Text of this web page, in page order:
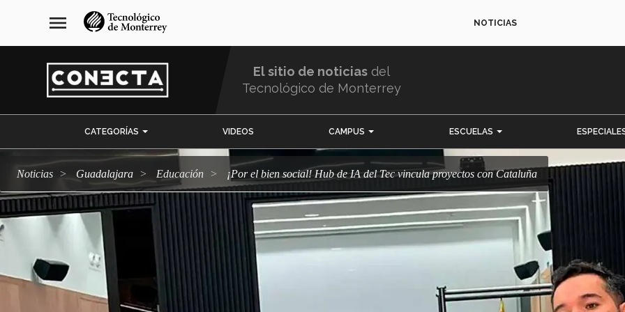
navegación
principal
menu NOTICIAS
El sitio de noticias del
Tecnológico de Monterrey
CATEGORÍAS VIDEOS CAMPUS ESCUELAS
Noticias Guadalajara Educación ¡Por el bien social! Hub de IA del Tec vincula proyectos con Cataluña